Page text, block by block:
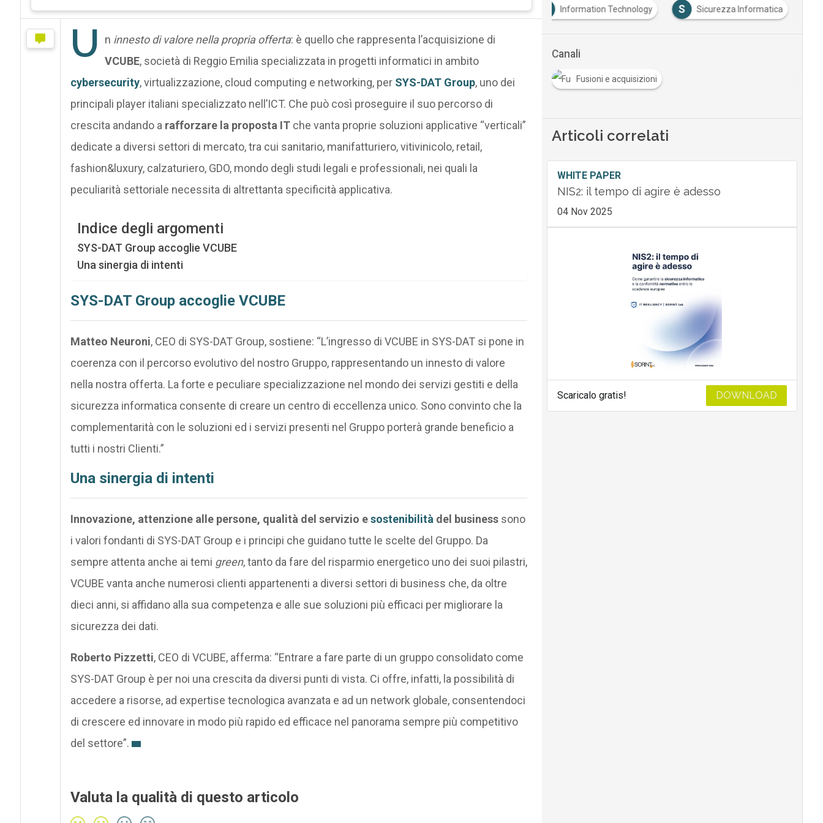
U n innesto di valore nella propria offerta: è quello che rappresenta l’acquisizione di
VCUBE, società di Reggio Emilia specializzata in progetti informatici in ambito
cybersecurity, virtualizzazione, cloud computing e networking, per SYS-DAT Group, uno dei
principali player italiani specializzato nell’ICT. Che può così proseguire il suo percorso di
crescita andando a rafforzare la proposta ITche vanta proprie soluzioni applicative “verticali”
dedicate a diversi settori di mercato, tra cui sanitario, manifatturiero, vitivinicolo, retail,
fashion&luxury, calzaturiero, GDO, mondo degli studi legali e professionali, nei quali la
peculiarità settoriale necessita di altrettanta specificità applicativa.
Indice degli argomenti
SYS-DAT Group accoglie VCUBE
Una sinergia di intenti
SYS-DAT Group accoglie VCUBE
Matteo Neuroni, CEO di SYS-DAT Group, sostiene: “L’ingresso di VCUBE in SYS-DAT si pone in
coerenza con il percorso evolutivo del nostro Gruppo, rappresentando un innesto di valore
nella nostra offerta. La forte e peculiare specializzazione nel mondo dei servizi gestiti e della
sicurezza informatica consente di creare un centro di eccellenza unico. Sono convinto che la
complementarità con le soluzioni ed i servizi presenti nel Gruppo porterà grande beneficio a
tutti i nostri Clienti.”
Una sinergia di intenti
Innovazione, attenzione alle persone, qualità del servizio esostenibilità del businesssono
i valori fondanti di SYS-DAT Group e i principi che guidano tutte le scelte del Gruppo. Da
sempre attenta anche ai temi green, tanto da fare del risparmio energetico uno dei suoi pilastri,
VCUBE vanta anche numerosi clienti appartenenti a diversi settori di business che, da oltre
dieci anni, si affidano alla sua competenza e alle sue soluzioni più efficaci per migliorare la
sicurezza dei dati.
Roberto Pizzetti, CEO di VCUBE, afferma: “Entrare a fare parte di un gruppo consolidato come
SYS-DAT Group è per noi una crescita da diversi punti di vista. Ci offre, infatti, la possibilità di
accedere a risorse, ad expertise tecnologica avanzata e ad un network globale, consentendoci
di crescere ed innovare in modo più rapido ed efficace nel panorama sempre più competitivo
del settore”.
Valuta la qualità di questo articolo
Information Technology S Sicurezza Informatica
Canali
Fusioni e acquisizioni
Articoli correlati
WHITE PAPER
NIS2: il tempo di agire è adesso
04 Nov 2025
Scaricalo gratis! DOWNLOAD